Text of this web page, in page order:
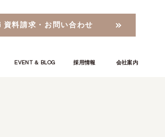
資料請求・お問い合わせ
EVENT ＆ BLOG 採用情報 会社案内